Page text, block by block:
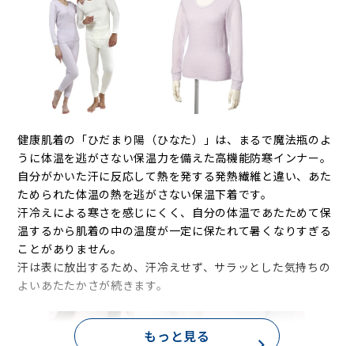
健康肌着の「ひだまり陽（ひなた）」は、まるで魔法瓶のよ
うに体温を逃がさない保温力を備えた高機能防寒インナー。
自分がかいた汗に反応して熱を発する発熱繊維と違い、あた
ためられた体温の熱を逃がさない保温下着です。
汗冷えによる寒さを感じにくく、自分の体温であたためて保
温するから肌着の中の温度が一定に保たれて暑くなりすぎる
ことがありません。
汗は表に放出するため、汗冷えせず、サラッとした気持ちの
よいあたたかさが続きます。
もっと見る